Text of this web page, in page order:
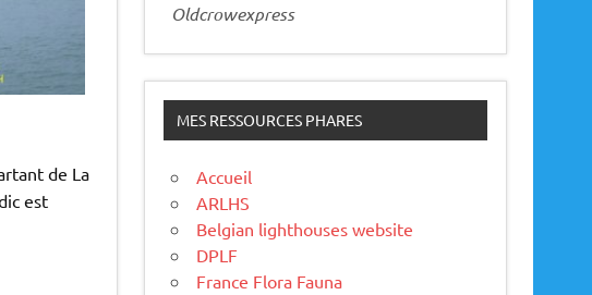
de La
est
Oldcrowexpress
MES RESSOURCES PHARES
Accueil
ARLHS
Belgian lighthouses website
DPLF
France Flora Fauna